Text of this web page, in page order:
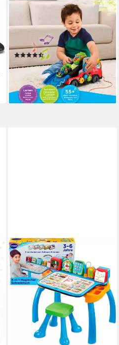
VTECH®
Spielzeug-Transporter Babys
Autotransporter, mit Licht und
Sound
(19)
ab 16,99 € UVP19,99 €
-15%
lieferbar - in 1-2 Werktagen bei dir